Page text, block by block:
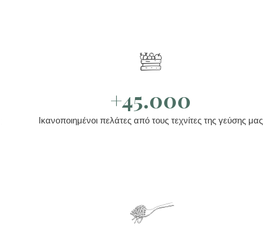
+45.000
Ικανοποιημένοι πελάτες από τους τεχνίτες της γεύσης μας